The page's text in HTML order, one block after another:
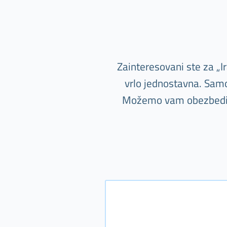
Zainteresovani ste za
vrlo jednostavna.
Možemo vam